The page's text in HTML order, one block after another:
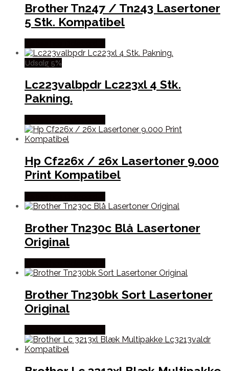
Brother Tn247 / Tn243 Lasertoner
5 Stk. Kompatibel
Udsalg 5%
Lc223valbpdr Lc223xl 4 Stk.
Pakning.
Hp Cf226x / 26x Lasertoner 9.000
Print Kompatibel
Brother Tn230c Blå Lasertoner
Original
Brother Tn230bk Sort Lasertoner
Original